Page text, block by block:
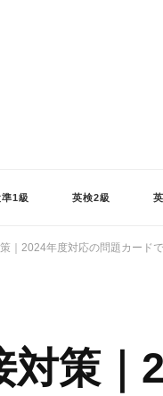
1級 英検2級
｜2024年度対応の問題カード
対策｜